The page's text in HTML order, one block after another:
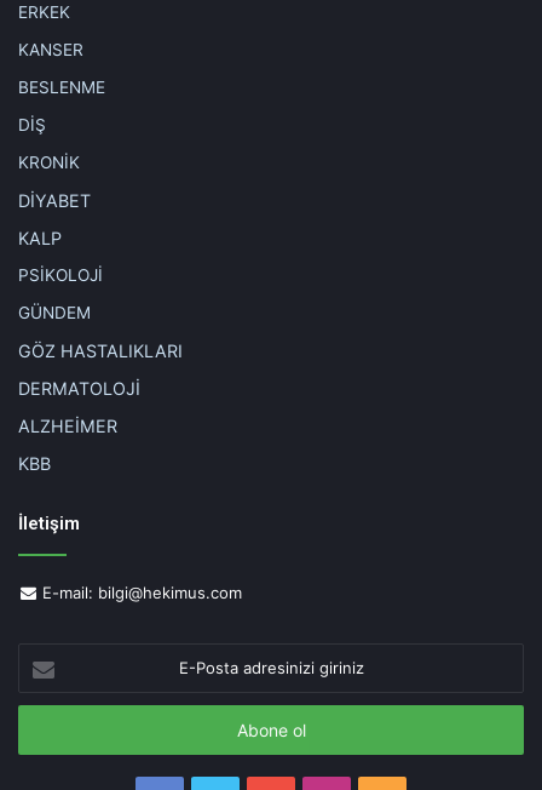
ERKEK
KANSER
BESLENME
DİŞ
KRONİK
DİYABET
KALP
PSİKOLOJİ
GÜNDEM
GÖZ HASTALIKLARI
DERMATOLOJİ
ALZHEİMER
KBB
İletişim
E-mail: bilgi@hekimus.com
Posta
adresinizi